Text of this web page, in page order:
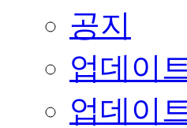
공지
업데이트
업데이